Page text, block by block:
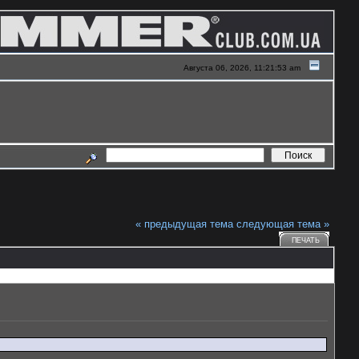
Августа 06, 2026, 11:21:53 am
« предыдущая тема следующая тема »
ПЕЧАТЬ